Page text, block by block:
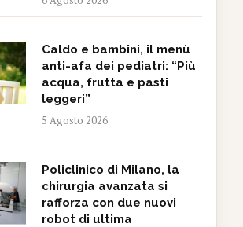
Caldo e bambini, il menù
anti-afa dei pediatri: “Più
acqua, frutta e pasti
leggeri”
5 Agosto 2026
Policlinico di Milano, la
chirurgia avanzata si
rafforza con due nuovi
robot di ultima